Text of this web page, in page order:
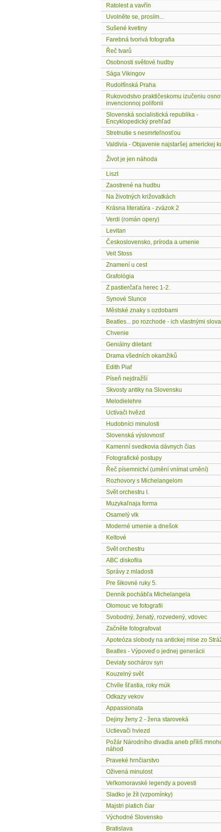
Ratolest a vavřín
Uvolněte se, prosím...
Sušené kvetiny
Farebná tvorivá fotografia
Řeč tvarů
Osobnosti světové hudby
Sága Vikingov
Rudolfínská Praha
Rukovodstvo praktičeskomu izučeniu
invencionnoj polifonii
Slovenská socialistická republika -
Encyklopedický prehľad
Stretnutie s nesmrteľnosťou
Valdivia - Objavenie najstaršej americkej
Život je jen náhoda
Liszt
Zaostrené na hudbu
Na životných križovatkách
Krásna literatúra - zväzok 2
Verdi (román opery)
Levitan
Československo, príroda a umenie
Veit Stoss
Znamení u cest
Grafológia
Z pastierčaťa herec 1-2.
Synové Slunce
Městské znaky s ozdobami
Beatles... po rozchode - ich vlastnými
Chvenie
Geniálny diletant
Drama všedních okamžiků
Edith Piaf
Píseň nejdražší
Skvosty antiky na Slovensku
Melodielehre
Uctívači hvězd
Hudobníci minulosti
Slovenská výslovnosť
Kamenní svedkovia dávnych čias
Fotografické postupy
Řeč písemnictví (umění vnímat umění)
Rozhovory s Michelangelom
Svět orchestru I.
Muzykaľnaja forma
Osamelý vlk
Moderné umenie a dnešok
Keltové
Svět orchestru
ABC diskofila
Správy z mladosti
Pre šikovné ruky 5.
Denník pochábľa Michelangela
Olomouc ve fotografii
Svobodný, ženatý, rozvedený, vdovec
Začněte fotografovat
Apoteóza slobody na antickej mise zo
Beatles - Výpoveď o jednej generácii
Deviaty sochárov syn
Kouzelný svět
Chvíle šťastia, roky múk
Odkazy vekov
Appassionata
Dejiny ženy 2 - žena staroveká
Uctievači hviezd
Požár Národního divadla aneb příliš
náhod
Praveké hrnčiarstvo
Oživená minulost
Veľkomoravské legendy a povesti
Sladko je žít (vzpomínky)
Majstri piatich čiar
Východné Slovensko
Bratislava